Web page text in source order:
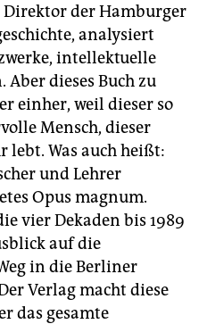
Direktor der Hamburger
analysiert
intellektuelle
dieses Buch zu
einher, weil dieser so
Mensch, dieser
lebt. Was auch heißt:
und Lehrer
Opus magnum.
vier Dekaden bis 1989
auf die
in die Berliner
Verlag macht diese
das gesamte